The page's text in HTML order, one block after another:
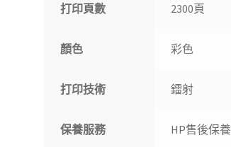
打印頁數 2300頁
顏色 彩色
打印技術 鐳射
保養服務 HP售後保養